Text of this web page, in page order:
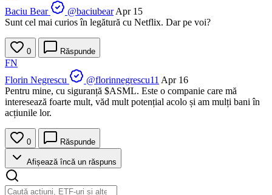
Baciu Bear
@baciubear Apr 15
Sunt cel mai curios în legătură cu Netflix. Dar pe voi?
0 Răspunde
FN
Florin Negrescu
@florinnegrescu11 Apr 16
Pentru mine, cu siguranță $ASML. Este o companie care mă
interesează foarte mult, văd mult potențial acolo și am mulți bani în
acțiunile lor.
0 Răspunde
Afișează încă un răspuns